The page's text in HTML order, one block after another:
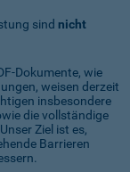
sind nicht
Dokumente, wie
weisen derzeit
insbesondere
die vollständige
Ziel ist es,
Barrieren